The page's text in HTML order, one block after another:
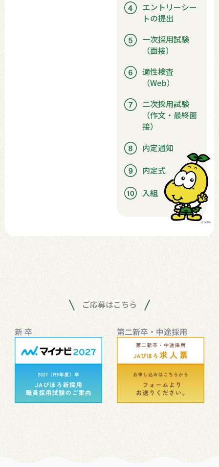
エントリーシー
トの提出
一次採用試験
（面接）
適性検査
（Web）
二次採用試験
（作文・最終面
接）
内定通知
内定式
入組
ご応募はこちら
新 卒 第二新卒・中途採用